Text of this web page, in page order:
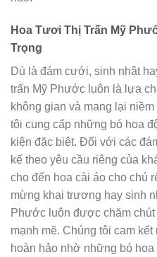
Hoa Tươi Thị Trấn Mỹ
Trọng
Dù là đám cưới, sinh nhật
trấn Mỹ Phước luôn là lựa
không gian và mang lại
tôi cung cấp những bó hoa
kiện đặc biệt. Đối với các
kế theo yêu cầu riêng của
cho đến hoa cài áo cho chú
mừng khai trương hay sinh
Phước luôn được chăm
mạnh mẽ. Chúng tôi cam
hoàn hảo nhờ những bó